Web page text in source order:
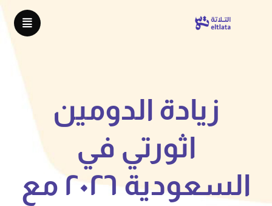
زيادة الدومين
اثورتي في
السعودية ٢٠٢٦ مع